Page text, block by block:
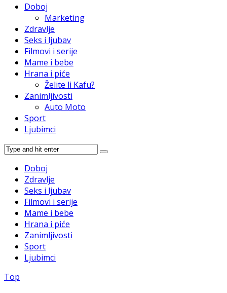
Doboj
Marketing
Zdravlje
Seks i ljubav
Filmovi i serije
Mame i bebe
Hrana i piće
Želite li Kafu?
Zanimljivosti
Auto Moto
Sport
Ljubimci
Doboj
Zdravlje
Seks i ljubav
Filmovi i serije
Mame i bebe
Hrana i piće
Zanimljivosti
Sport
Ljubimci
Top